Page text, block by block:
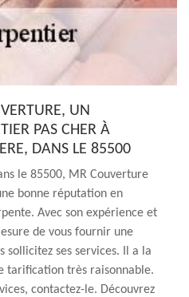
UN
PAS CHER À
DANS LE 85500
le 85500, MR Couverture
bonne réputation en
Avec son expérience et
de vous fournir une
sollicitez ses services. Il a la
tarification très raisonnable.
contactez-le. Découvrez